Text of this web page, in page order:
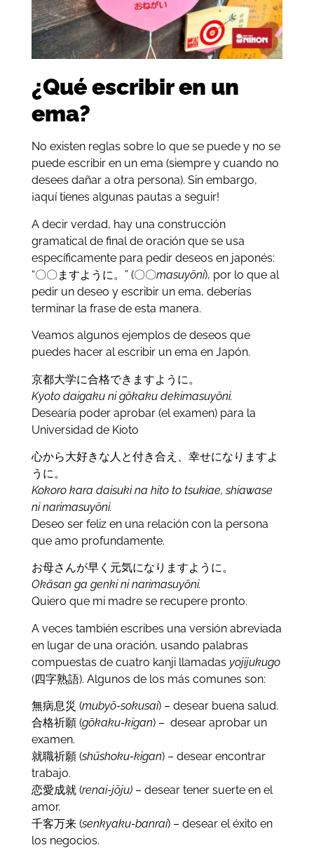
¿Qué escribir en un
ema?
No existen reglas sobre lo que se puede y no se
puede escribir en un ema (siempre y cuando no
desees dañar a otra persona). Sin embargo,
¡aquí tienes algunas pautas a seguir!
A decir verdad, hay una construcción
gramatical de final de oración que se usa
específicamente para pedir deseos en japonés:
“〇〇ますように。” (〇〇masuyōni), por lo que al
pedir un deseo y escribir un ema, deberías
terminar la frase de esta manera.
Veamos algunos ejemplos de deseos que
puedes hacer al escribir un ema en Japón.
京都大学に合格できますように。
Kyoto daigaku ni gōkaku dekimasuyōni.
Desearía poder aprobar (el examen) para la
Universidad de Kioto
心から大好きな人と付き合え、幸せになりますよ
うに。
Kokoro kara daisuki na hito to tsukiae, shiawase
ni narimasuyōni.
Deseo ser feliz en una relación con la persona
que amo profundamente.
お母さんが早く元気になりますように。
Okāsan ga genki ni narimasuyōni.
Quiero que mi madre se recupere pronto.
A veces también escribes una versión abreviada
en lugar de una oración, usando palabras
compuestas de cuatro kanji llamadas yojijukugo
(四字熟語). Algunos de los más comunes son:
無病息災 (mubyō-sokusai) – desear buena salud.
合格祈願 (gōkaku-kigan) – desear aprobar un
examen.
就職祈願 (shūshoku-kigan) – desear encontrar
trabajo.
恋愛成就 (renai-jōju)– desear tener suerte en el
amor.
千客万来 (senkyaku-banrai) – desear el éxito en
los negocios.